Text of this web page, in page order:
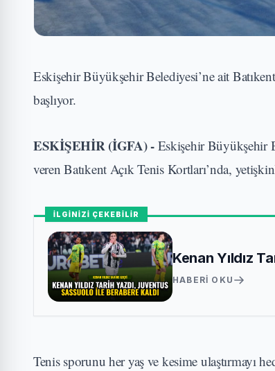
Eskişehir Büyükşehir Belediyesi’ne ait
başlıyor.
ESKİŞEHİR (İGFA) - Eskişehir Büyükşehir
veren Batıkent Açık Tenis Kortları’nda,
İLGİNİZİ ÇEKEBİLİR
Kenan Yıldız
HABERI OKU
Tenis sporunu her yaş ve kesime ulaştırmayı